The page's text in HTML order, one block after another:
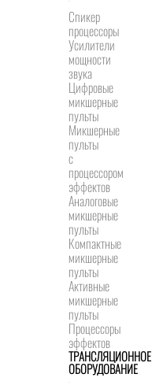
Спикер
процессоры
Усилители
мощности
звука
Цифровые
микшерные
пульты
Микшерные
пульты
с
процессором
эффектов
Аналоговые
микшерные
пульты
Компактные
микшерные
пульты
Активные
микшерные
пульты
Процессоры
эффектов
ТРАНСЛЯЦИОННОЕ
ОБОРУДОВАНИЕ